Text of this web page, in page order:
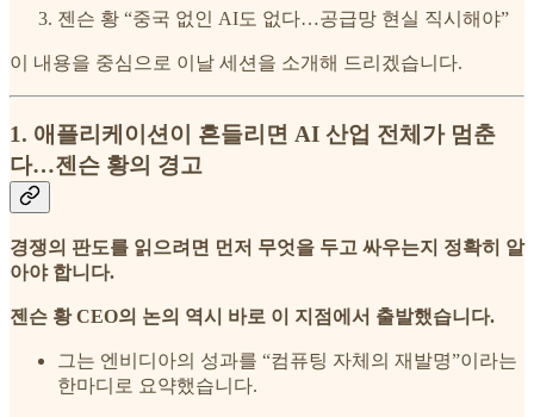
젠슨 황 “중국 없인 AI도 없다…공급망 현실 직시해야”
이 내용을 중심으로 이날 세션을 소개해 드리겠습니다.
1. 애플리케이션이 흔들리면 AI 산업 전체가 멈춘
다…젠슨 황의 경고
경쟁의 판도를 읽으려면 먼저 무엇을 두고 싸우는지 정확히 알
아야 합니다.
젠슨 황 CEO의 논의 역시 바로 이 지점에서 출발했습니다.
그는 엔비디아의 성과를 “컴퓨팅 자체의 재발명”이라는
한마디로 요약했습니다.